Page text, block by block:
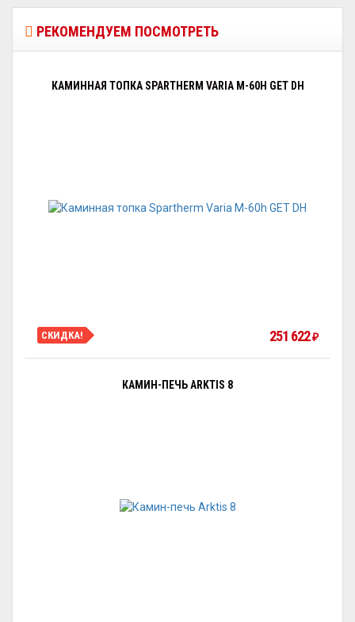
РЕКОМЕНДУЕМ ПОСМОТРЕТЬ
КАМИННАЯ ТОПКА SPARTHERM VARIA M-60H GET DH
СКИДКА! 251 622₽
КАМИН-ПЕЧЬ ARKTIS 8